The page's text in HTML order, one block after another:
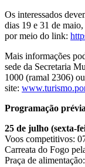
Os interessados
dias 19 e 31 de maio,
por meio do link:
Mais informações
sede da Secretaria
1000 (ramal 2306)
site:
Programação
25 de julho (sexta-
Voos competitivos:
Carreata do Fogo
Praça de